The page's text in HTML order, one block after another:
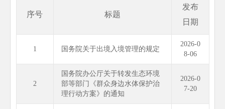
序号 标题
发布
日期
1 国务院关于出境入境管理的规定
2026-0
8-06
2
国务院办公厅关于转发生态环境
部等部门《群众身边水体保护治
理行动方案》的通知
2026-0
7-20